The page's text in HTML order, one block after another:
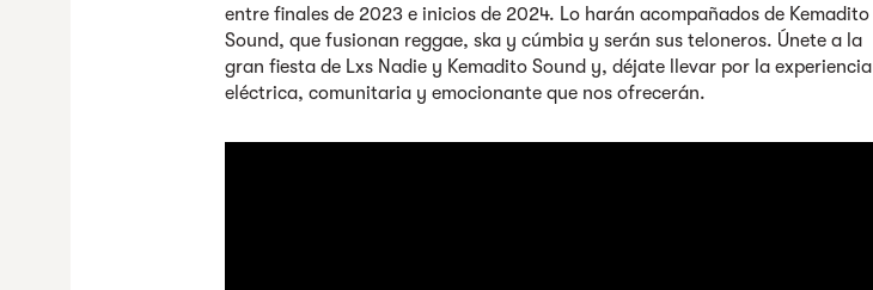
entre finales de 2023 e inicios de 2024. Lo harán acompañados de Kemadito
Sound, que fusionan reggae, ska y cúmbia y serán sus teloneros. Únete a la
gran fiesta de Lxs Nadie y Kemadito Sound y, déjate llevar por la experiencia
eléctrica, comunitaria y emocionante que nos ofrecerán.